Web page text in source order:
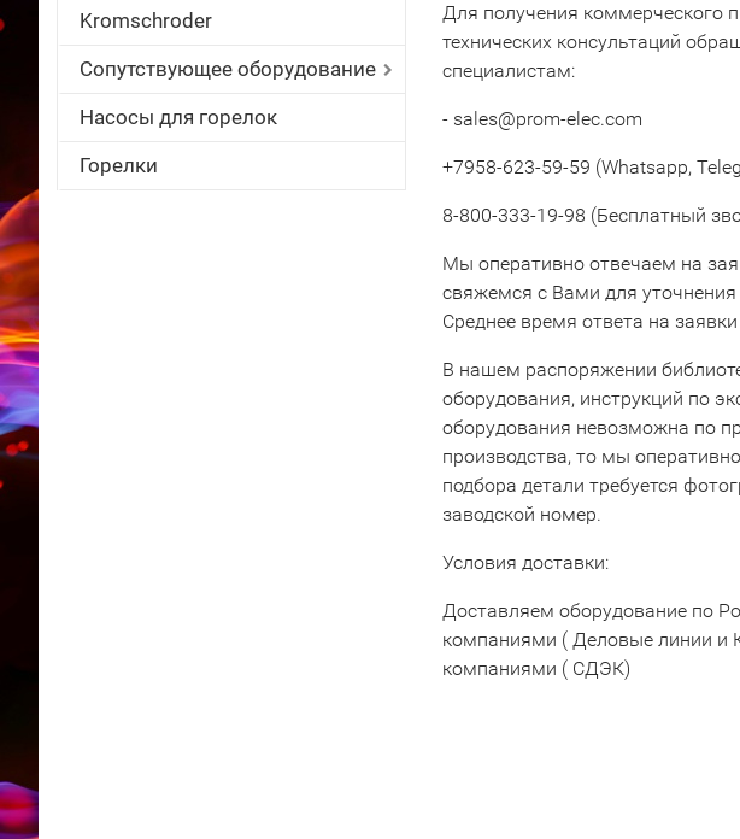
Kromschroder
Сопутствующее оборудование
Насосы для горелок
Горелки
Для получения коммерческого
технических консультаций
специалистам:
- sales@prom-elec.com
+7958-623-59-59 (Whatsapp,
8-800-333-19-98 (Бесплатный
Мы оперативно отвечаем на
свяжемся с Вами для
Среднее время ответа на
В нашем распоряжении
оборудования, инструкций по
оборудования невозможна по
производства, то мы
подбора детали требуется
заводской номер.
Условия доставки:
Доставляем оборудование по
компаниями ( Деловые линии и
компаниями ( СДЭК)